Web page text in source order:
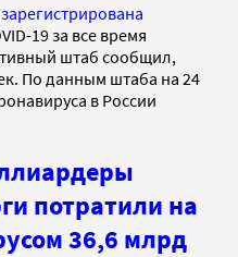
19 за все время
штаб сообщил,
По данным штаба на 24
в России
потратили на
36,6 млрд